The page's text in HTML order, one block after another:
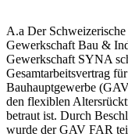
A.a Der
Gewerkschaft Bau &
Gewerkschaft SYNA
Gesamtarbeitsvertrag
Bauhauptgewerbe
den flexiblen
betraut ist. Durch
wurde der GAV FAR